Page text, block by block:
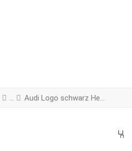
Audi Logo schwarz Heckklappe